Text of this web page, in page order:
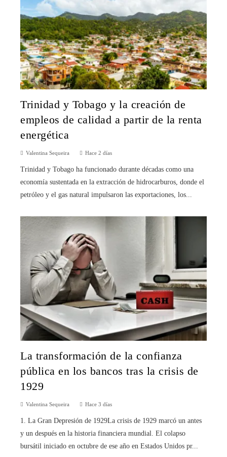
Trinidad y Tobago y la creación de
empleos de calidad a partir de la renta
energética
Valentina Sequeira Hace 2 días
Trinidad y Tobago ha funcionado durante décadas como una
economía sustentada en la extracción de hidrocarburos, donde el
petróleo y el gas natural impulsaron las exportaciones, los...
La transformación de la confianza
pública en los bancos tras la crisis de
1929
Valentina Sequeira Hace 3 días
1. La Gran Depresión de 1929La crisis de 1929 marcó un antes
y un después en la historia financiera mundial. El colapso
bursátil iniciado en octubre de ese año en Estados Unidos pr...